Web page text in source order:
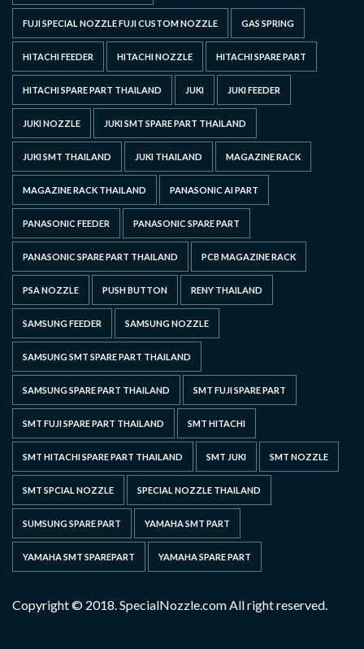
FUJI SPECIAL NOZZLE FUJI CUSTOM NOZZLE GAS SPRING
HITACHI FEEDER HITACHI NOZZLE HITACHI SPARE PART
HITACHI SPARE PART THAILAND JUKI JUKI FEEDER
JUKI NOZZLE JUKI SMT SPARE PART THAILAND
JUKI SMT THAILAND JUKI THAILAND MAGAZINE RACK
MAGAZINE RACK THAILAND PANASONIC AI PART
PANASONIC FEEDER PANASONIC SPARE PART
PANASONIC SPARE PART THAILAND PCB MAGAZINE RACK
PSA NOZZLE PUSH BUTTON RENY THAILAND
SAMSUNG FEEDER SAMSUNG NOZZLE
SAMSUNG SMT SPARE PART THAILAND
SAMSUNG SPARE PART THAILAND SMT FUJI SPARE PART
SMT FUJI SPARE PART THAILAND SMT HITACHI
SMT HITACHI SPARE PART THAILAND SMT JUKI SMT NOZZLE
SMT SPCIAL NOZZLE SPECIAL NOZZLE THAILAND
SUMSUNG SPARE PART YAMAHA SMT PART
YAMAHA SMT SPAREPART YAMAHA SPARE PART
Copyright © 2018. SpecialNozzle.com All right reserved.